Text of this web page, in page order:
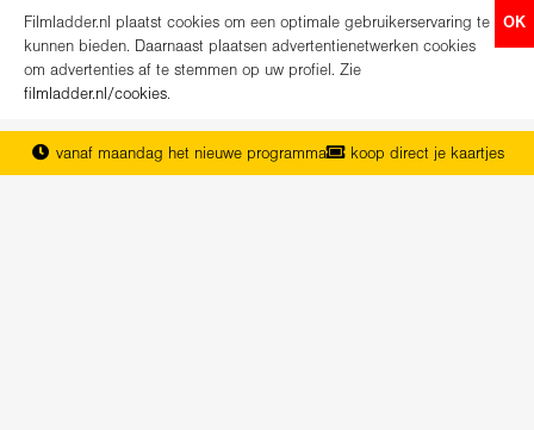
OK
Filmladder.nl plaatst cookies om een optimale gebruikerservaring te
kunnen bieden. Daarnaast plaatsen advertentienetwerken cookies
om advertenties af te stemmen op uw profiel. Zie
filmladder.nl/cookies.
vanaf maandag het nieuwe programma
koop direct je kaartjes
het complete overzicht van Nederland